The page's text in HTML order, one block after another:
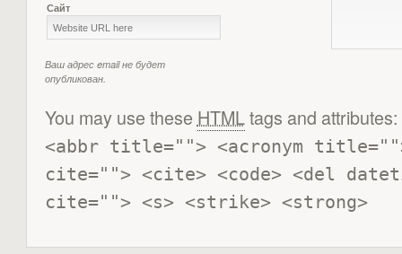
Сайт
Ваш адрес email не будет
опубликован.
You may use these HTMLtags and attributes:
<abbr title=""> <acronym
cite=""> <cite> <code> <del
cite=""> <s> <strike> <strong>